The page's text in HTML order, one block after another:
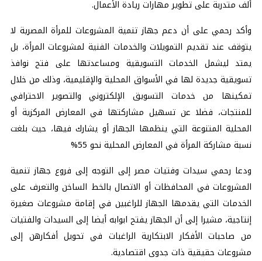
ألف متدربة على تطوير مهارات ريادة الأعمال.
وأكد رحمي على أن دعم جهاز تنمية المشروعات للمرأة المصرية لا
يتوقف عند تقديم التمويلات والخدمات الفنية لمشروعات المرأة، بل
يمتد ليشمل الخدمات التسويقية ومساعدتها على فتح نوافذ
تسويقية جديدة لها في الأسواق المحلية والإقليمية، وذلك من خلال
تمكينها من خدمات التسويق الإلكتروني والتصوير الاحترافي
للمنتجات، فضلا عن تسهيل مشاركتها في المعارض المركزية أو
المحلية المتنوعة التي ينظمها الجهاز أو يشارك فيها، حيث بلغت
نسبة مشاركة المرأة في المعارض المحلية نحو 55%
ودعا رحمي سيدات وفتيات مصر إلى التوجه إلى فروع جهاز تنمية
المشروعات في المحافظات أو الاتصال بالخط الساخن والتعرف على
الخدمات التي يقدمها الجهاز للراغبين في إقامة مشروعات صغيرة
إنتاجية، مشيرا إلى أن الجهاز يفتح ابوابه أيضا إلى السيدات والفتيات
من صاحبات الأفكار الابتكارية الراغبات في تحويل أفكارهن إلى
مشروعات حقيقية ذات جدوى اقتصادية.